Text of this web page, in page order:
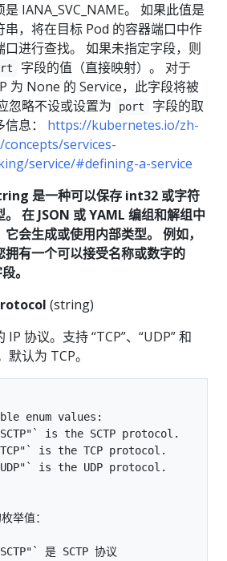
是 IANA_SVC_NAME。 如果此值是
串，将在目标 Pod 的容器端口中作
口进行查找。 如果未指定字段，则
字段的值（直接映射）。 对于
为 None 的 Service，此字段将被
忽略不设或设置为
port
字段的取
息： https://kubernetes.io/zh-
concepts/services-
service/#defining-a-service
是一种可以保存 int32 或字符
。 在 JSON 或 YAML 编组和解组中
会生成或使用内部类型。 例如，
拥有一个可以接受名称或数字的
。
(string)
IP 协议。支持 “TCP”、“UDP” 和
默认为 TCP。
enum values:
is the SCTP protocol.
is the TCP protocol.
is the UDP protocol.
举值：
是 SCTP 协议